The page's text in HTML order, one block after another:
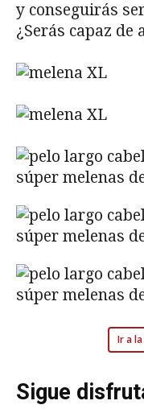
y conseguirás
¿Serás capaz
Ir a
Sigue